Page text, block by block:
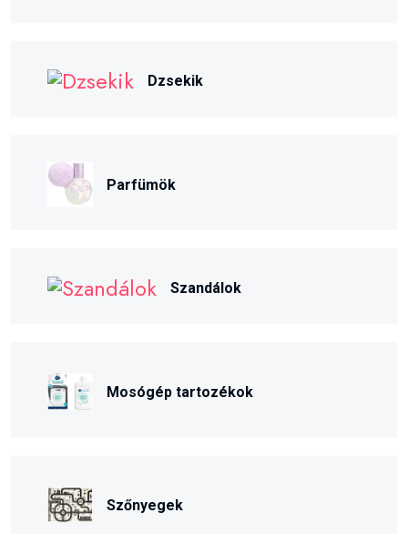
Dzsekik
Parfümök
Szandálok
Mosógép tartozékok
Szőnyegek